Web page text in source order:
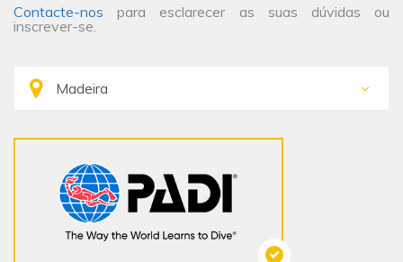
Contacte-nos para esclarecer as suas dúvidas ou
inscrever-se.